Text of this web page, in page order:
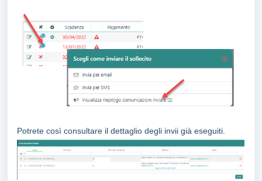
Potrete così consultare il dettaglio degli invii già eseguiti.